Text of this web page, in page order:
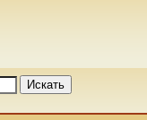
Искать